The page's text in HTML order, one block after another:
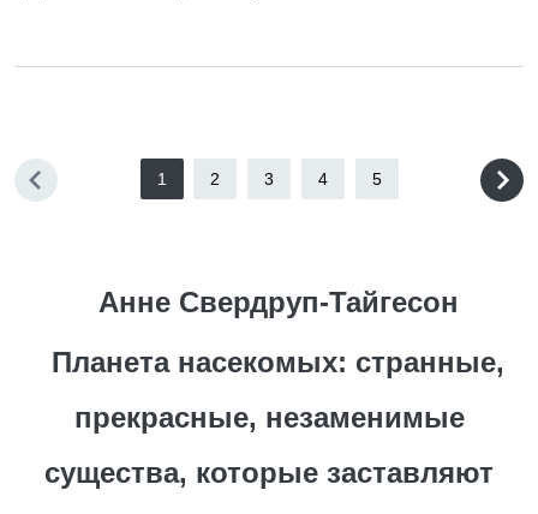
1 2 3 4 5
Анне Свердруп-Тайгесон
Планета насекомых: странные,
прекрасные, незаменимые
существа, которые заставляют